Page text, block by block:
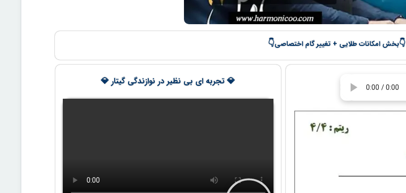
👇بخش امکانات طلایی + تغییر گام اختصاصی👇
💎 تجربه ای بی نظیر در نوازندگی گیتار 💎